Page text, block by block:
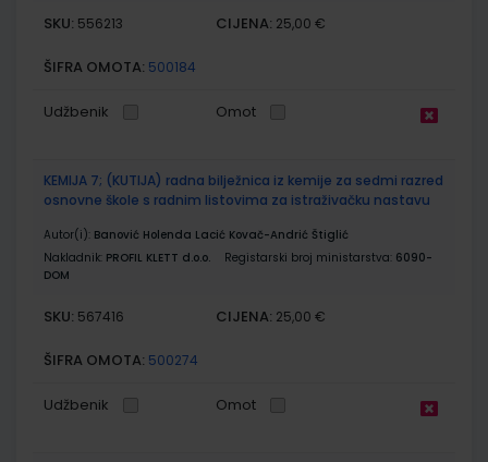
SKU: 556213 CIJENA: 25,00 €
ŠIFRA OMOTA: 500184
Udžbenik Omot
KEMIJA 7; (KUTIJA) radna bilježnica iz kemije za sedmi razred
osnovne škole s radnim listovima za istraživačku nastavu
Autor(i): Banović Holenda Lacić Kovač-Andrić Štiglić
Nakladnik: PROFIL KLETT d.o.o. Registarski broj ministarstva: 6090-
DOM
SKU: 567416 CIJENA: 25,00 €
ŠIFRA OMOTA: 500274
Udžbenik Omot